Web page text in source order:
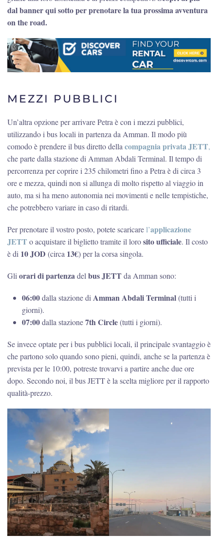
dal banner qui sotto per prenotare la tua prossima avventura
on the road.
MEZZI PUBBLICI
Un’altra opzione per arrivare Petra è con i mezzi pubblici,
utilizzando i bus locali in partenza da Amman. Il modo più
comodo è prendere il bus diretto della compagnia privata JETT,
che parte dalla stazione di Amman Abdali Terminal. Il tempo di
percorrenza per coprire i 235 chilometri fino a Petra è di circa 3
ore e mezza, quindi non si allunga di molto rispetto al viaggio in
auto, ma si ha meno autonomia nei movimenti e nelle tempistiche,
che potrebbero variare in caso di ritardi.
Per prenotare il vostro posto, potete scaricarel’applicazione
JETT o acquistare il biglietto tramite il lorosito ufficiale. Il costo
è di 10 JOD (circa 13€) per la corsa singola.
Gli orari di partenzadel bus JETTda Amman sono:
06:00dalla stazione di Amman Abdali Terminal(tutti i
giorni).
07:00dalla stazione7th Circle(tutti i giorni).
Se invece optate per i bus pubblici locali, il principale svantaggio è
che partono solo quando sono pieni, quindi, anche se la partenza è
prevista per le 10:00, potreste trovarvi a partire anche due ore
dopo. Secondo noi, il bus JETT è la scelta migliore per il rapporto
qualità-prezzo.